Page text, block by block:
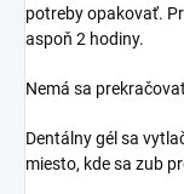
potreby opakovať.
aspoň 2 hodiny.
Nemá sa
Dentálny gél sa
miesto, kde sa zub